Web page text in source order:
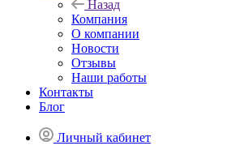
Назад
Компания
О компании
Новости
Отзывы
Наши работы
Контакты
Блог
Личный кабинет